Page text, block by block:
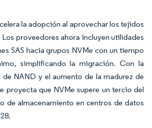
la adopción al aprovechar los tejidos
proveedores ahora incluyen utilidades
SAS hacia grupos NVMe con un tiempo
simplificando la migración. Con la
NAND y el aumento de la madurez de
proyecta que NVMe supere un tercio del
de almacenamiento en centros de datos